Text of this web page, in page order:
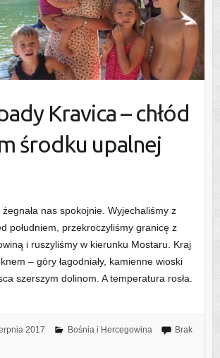
Kravica – chłód
środku upalnej
nas spokojnie. Wyjechaliśmy z
południem, przekroczyliśmy granicę z
i ruszyliśmy w kierunku Mostaru. Kraj
– góry łagodniały, kamienne wioski
szerszym dolinom. A temperatura rosła.
2017 Bośnia i Hercegowina
Brak